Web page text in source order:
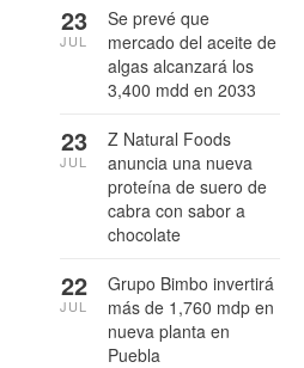
Se prevé que
mercado del aceite de
algas alcanzará los
3,400 mdd en 2033
23
JUL
Z Natural Foods
anuncia una nueva
proteína de suero de
cabra con sabor a
chocolate
23
JUL
Grupo Bimbo invertirá
más de 1,760 mdp en
nueva planta en
Puebla
22
JUL